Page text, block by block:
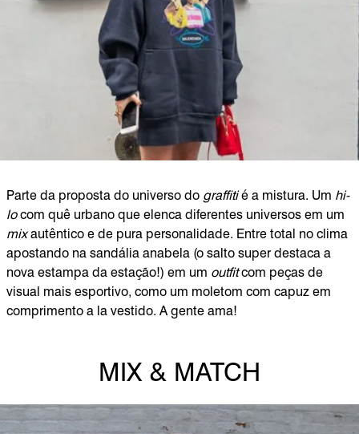
Parte da proposta do universo do graffitié a mistura. Um hi-
locom quê urbano que elenca diferentes universos em um
mixautêntico e de pura personalidade. Entre total no clima
apostando na sandália anabela (o salto super destaca a
nova estampa da estação!) em um outfitcom peças de
visual mais esportivo, como um moletom com capuz em
comprimento a la vestido. A gente ama!
MIX & MATCH